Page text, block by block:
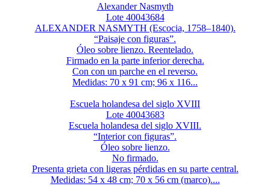
Alexander Nasmyth
Lote 40043684
ALEXANDER NASMYTH (Escocia, 1758–1840).
“Paisaje con figuras”.
Óleo sobre lienzo. Reentelado.
Firmado en la parte inferior derecha.
Con con un parche en el reverso.
Medidas: 70 x 91 cm; 96 x 116...
Escuela holandesa del siglo XVIII
Lote 40043683
Escuela holandesa del siglo XVIII.
“Interior con figuras”.
Óleo sobre lienzo.
No firmado.
Presenta grieta con ligeras pérdidas en su parte central.
Medidas: 54 x 48 cm; 70 x 56 cm (marco)....